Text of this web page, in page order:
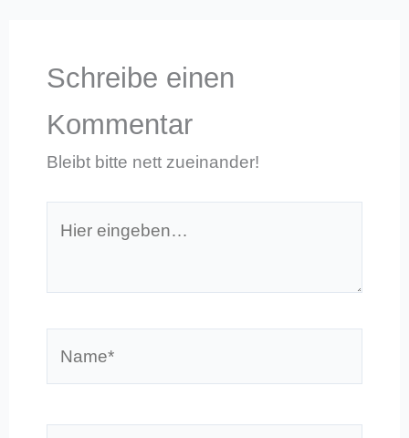
Schreibe einen
Kommentar
Bleibt bitte nett zueinander!
eingeben…